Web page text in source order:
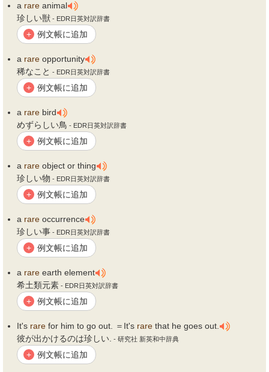
a rare animal
珍しい獣 - EDR日英対訳辞書
+ 例文帳に追加
a rare opportunity
稀なこと - EDR日英対訳辞書
+ 例文帳に追加
a rare bird
めずらしい鳥 - EDR日英対訳辞書
+ 例文帳に追加
a rare object or thing
珍しい物 - EDR日英対訳辞書
+ 例文帳に追加
a rare occurrence
珍しい事 - EDR日英対訳辞書
+ 例文帳に追加
a rare earth element
希土類元素 - EDR日英対訳辞書
+ 例文帳に追加
It's rare for him to go out. ＝It's rare that he goes out.
彼が出かけるのは珍しい. - 研究社 新英和中辞典
+ 例文帳に追加